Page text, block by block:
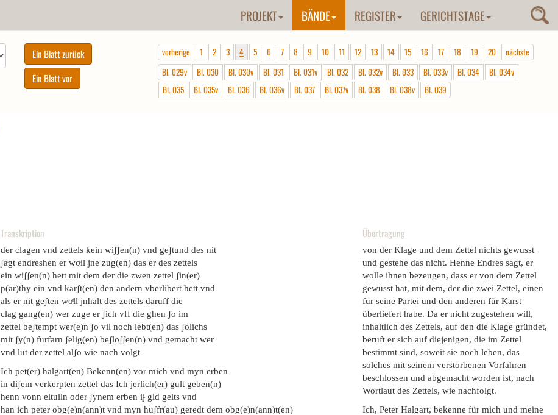
PROJEKT BÄNDE REGISTER GERICHTSTAGE
vorherige 1 2 3 4 5 6 7 8 9 10 11 12 13 14 15 16 17 18 19 20
nächste
Bl. 029v
Bl. 030 Bl. 030v Bl. 031 Bl. 031v Bl. 032 Bl. 032v Bl. 033 Bl. 033v Bl. 034
Bl. 034v
Bl. 035
Bl. 035v Bl. 036 Bl. 036v Bl. 037 Bl. 037v Bl. 038 Bl. 038v Bl. 039
Transkription
der clagen vnd zettels kein wiʃʃen(n) vnd geʃtund des nit
ʃaͤgt endreshen er woͤll jne zug(en) das er des zettels
ein wiʃʃen(n) hett mit dem der die zwen zettel ʃin(er)
p(ar)thy ein vnd karʃt(en) den andern vberlibert hett vnd
als er nit geʃten woͤll jnhalt des zettels daruff die
clag gang(en) wer zuge er ʃich vff die ghen ʃo im
zettel beʃtempt wer(e)n ʃo vil noch lebt(en) das ʃolichs
mit ʃy(n) furfarn ʃelig(en) beʃloʃʃen(n) vnd gemacht wer
vnd lut der zettel alʃo wie nach volgt
Ich pet(er) halgart(en) Bekenn(en) vor mich vnd myn erben
in diʃem verkerpten zettel das Ich jerlich(er) gult geben(n)
henn vonn eltuiln oder ʃynem erben iɉ gld gelts vnd
han ich peter obg(e)n(ann)t vnd myn huʃfr(au) geredt dem obg(e)n(ann)t(en)
Übertragung
von der Klage und dem Zettel nichts gewusst
und gestehe das nicht. Henne Endres sagt, er
wolle ihnen bezeugen, dass er von dem Zettel
gewusst hat, mit dem, der die zwei Zettel, einen
für seine Partei und den anderen für Karst
überliefert habe. Da er nicht zugestehen will,
inhaltlich des Zettels, auf den die Klage gründet,
beruft er sich auf diejenigen, die im Zettel
bestimmt sind, soweit sie noch leben, das
solches mit seinem verstorbenen Vorfahren
beschlossen und abgemacht worden ist, nach
Wortlaut des Zettels, wie nachfolgt.
Ich, Peter Halgart, bekenne für mich und meine